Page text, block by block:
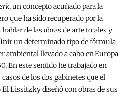
, un concepto acuñado para la
que ha sido recuperado por la
de las obras de arte totales y
un determinado tipo de fórmula
ambiental llevado a cabo en Europa
En este sentido he trabajado en
de los dos gabinetes que el
Lissitzky diseñó con obras de sus